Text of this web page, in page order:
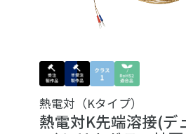
熱電対（Kタイプ）
熱電対K先端溶接(デ